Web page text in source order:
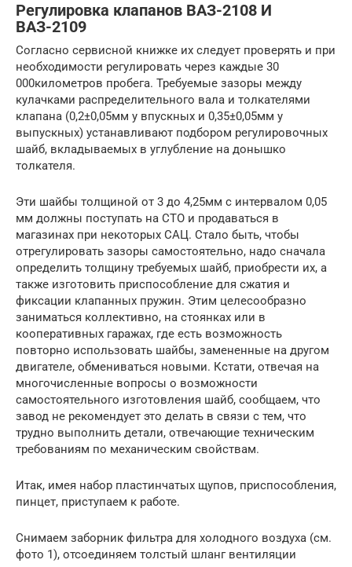
Регулировка клапанов ВАЗ-2108 И
ВАЗ-2109
Согласно сервисной книжке их следует проверять и при
необходимости регулировать через каждые 30
000километров пробега. Требуемые зазоры между
кулачками распределительного вала и толкателями
клапана (0,2±0,05мм у впускных и 0,35±0,05мм у
выпускных) устанавливают подбором регулировочных
шайб, вкладываемых в углубление на донышко
толкателя.
Эти шайбы толщиной от 3 до 4,25мм с интервалом 0,05
мм должны поступать на СТО и продаваться в
магазинах при некоторых САЦ. Стало быть, чтобы
отрегулировать зазоры самостоятельно, надо сначала
определить толщину требуемых шайб, приобрести их, а
также изготовить приспособление для сжатия и
фиксации клапанных пружин. Этим целесообразно
заниматься коллективно, на стоянках или в
кооперативных гаражах, где есть возможность
повторно использовать шайбы, замененные на другом
двигателе, обмениваться новыми. Кстати, отвечая на
многочисленные вопросы о возможности
самостоятельного изготовления шайб, сообщаем, что
завод не рекомендует это делать в связи с тем, что
трудно выполнить детали, отвечающие техническим
требованиям по механическим свойствам.
Итак, имея набор пластинчатых щупов, приспособления,
пинцет, приступаем к работе.
Снимаем заборник фильтра для холодного воздуха (см.
фото 1), отсоединяем толстый шланг вентиляции